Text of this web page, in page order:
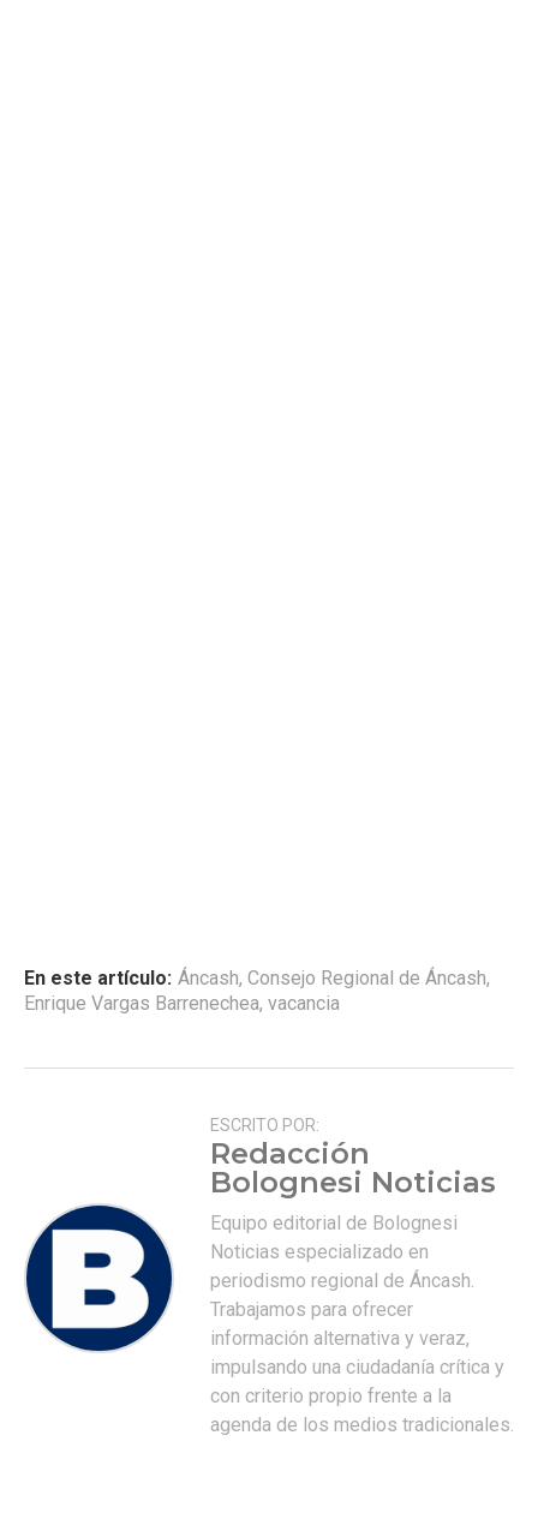
En este artículo: Áncash, Consejo Regional de Áncash,
Enrique Vargas Barrenechea, vacancia
ESCRITO POR:
Redacción
Bolognesi Noticias
Equipo editorial de Bolognesi
Noticias especializado en
periodismo regional de Áncash.
Trabajamos para ofrecer
información alternativa y veraz,
impulsando una ciudadanía crítica y
con criterio propio frente a la
agenda de los medios tradicionales.